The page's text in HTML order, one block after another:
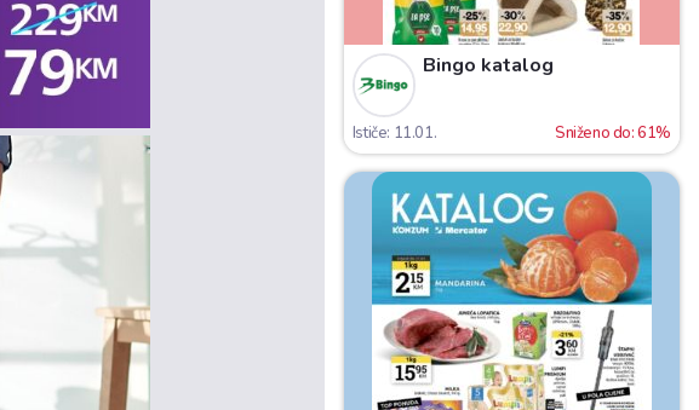
Bingo katalog
Ističe: 11.01. Sniženo do: 61%